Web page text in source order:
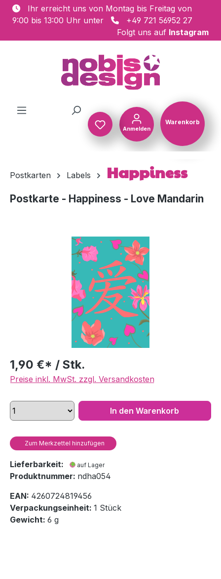
Zum Hauptinhalt springen
Ihr erreicht uns von Montag bis Freitag von
9:00 bis 13:00 Uhr unter
+49 721 56952 27
Folgt uns auf Instagram
Anmelden
Warenkorb
Postkarten Labels Happiness
Postkarte - Happiness - Love Mandarin
Bildergalerie überspringen
1,90 €* / Stk.
Preise inkl. MwSt. zzgl. Versandkosten
In den Warenkorb
Zum Merkzettel hinzufügen
Lieferbarkeit: auf Lager
Produktnummer: ndha054
EAN: 4260724819456
Verpackungseinheit: 1 Stück
Gewicht: 6 g